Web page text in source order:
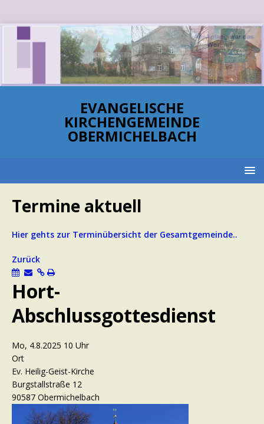
EVANGELISCHE
KIRCHENGEMEINDE
OBERMICHELBACH
Termine aktuell
Hier gehts zur Terminübersicht der Gesamtgemeinde..
Zurück
Hort-
Abschlussgottesdienst
Mo, 4.8.2025 10 Uhr
Ort
Ev. Heilig-Geist-Kirche
Burgstallstraße 12
90587 Obermichelbach